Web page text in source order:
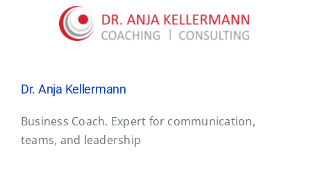
Dr. Anja Kellermann
Business Coach. Expert for communication,
teams, and leadership